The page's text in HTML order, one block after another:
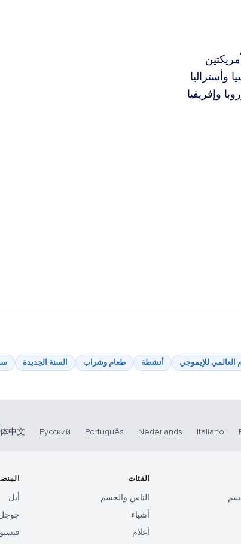
وأستراليا
وإفريقيا
العالمي للإيموجي أنشطة طعام وشراب السنة الجديدة
Italiano
Nederlands
Português
Русский
中文
الفئات
الناس والجسم
أشياء
أعلام
أبل